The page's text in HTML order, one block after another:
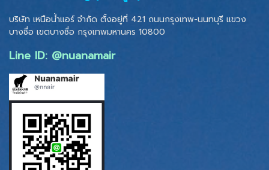
บริษัท เหนือน้ำแอร์ จำกัด ตั้งอยู่ที่ 421 ถนนกรุงเทพ-นนทบุรี แขวง
บางซื่อ เขตบางซื่อ กรุงเทพมหานคร 10800
Line ID: @nuanamair